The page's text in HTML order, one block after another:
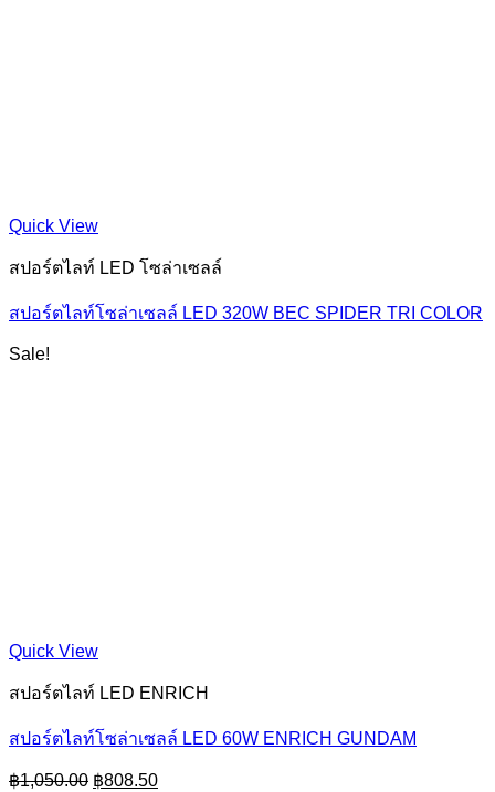
Quick View
สปอร์ตไลท์ LED โซล่าเซลล์
สปอร์ตไลท์โซล่าเซลล์ LED 320W BEC SPIDER TRI COLOR
Sale!
Quick View
สปอร์ตไลท์ LED ENRICH
สปอร์ตไลท์โซล่าเซลล์ LED 60W ENRICH GUNDAM
฿1,050.00 Original
฿808.50Current